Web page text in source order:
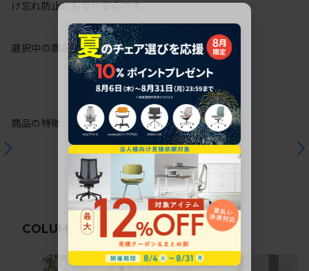
け忘れ防止にもなり安心です。
選択中の商品情報注意事項
商品の特徴
COLUMN 関連コラム